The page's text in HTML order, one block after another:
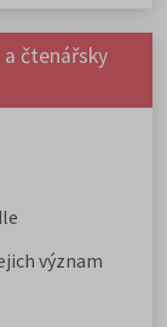
čtenářsky
význam